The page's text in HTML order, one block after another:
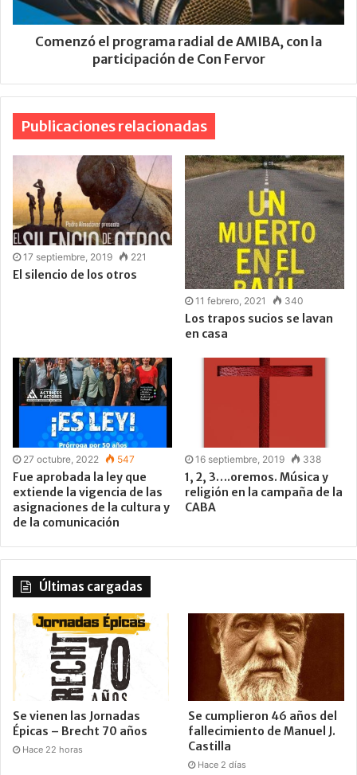
Comenzó el programa radial de AMIBA, con la
participación de Con Fervor
Publicaciones relacionadas
17 septiembre, 2019 221
El silencio de los otros
11 febrero, 2021 340
Los trapos sucios se lavan
en casa
27 octubre, 2022 547
Fue aprobada la ley que
extiende la vigencia de las
asignaciones de la cultura y
de la comunicación
16 septiembre, 2019 338
1, 2, 3….oremos. Música y
religión en la campaña de la
CABA
Últimas cargadas
Se vienen las Jornadas
Épicas – Brecht 70 años
Hace 22 horas
Se cumplieron 46 años del
fallecimiento de Manuel J.
Castilla
Hace 2 días